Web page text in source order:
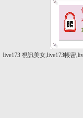
live173 視訊美女,live173帳密